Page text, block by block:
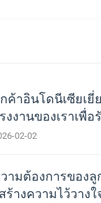
ค้าอินโดนีเซียเยี่
งงานของเราเพื่
ะการท่องเที่ยวเว็
02-02
ามต้องการของ
สร้างความไว้วาง